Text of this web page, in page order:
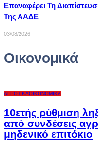
Επαναφέρει Τη
Της ΑΑΔΕ
03/08/2026
Οικονομικά
ΑΓΡΟΤΙΚΆΟΙΚΟΝΟΜΙΚΆ
10ετής ρύθμιση
από συνδέσεις
μηδενικό επιτόκιο